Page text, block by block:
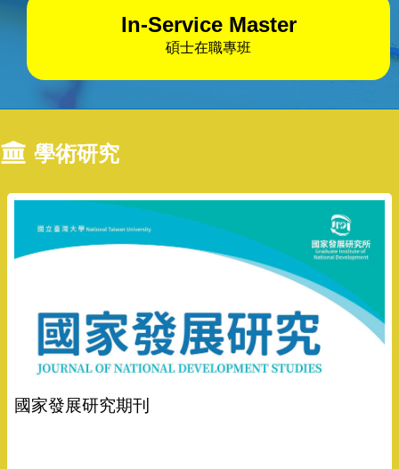
In-Service Master
碩士在職專班
學術研究
國家發展研究期刊